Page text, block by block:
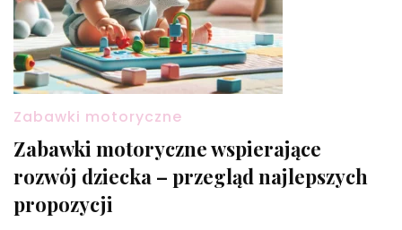
Zabawki motoryczne
Zabawki motoryczne wspierające
rozwój dziecka – przegląd najlepszych
propozycji